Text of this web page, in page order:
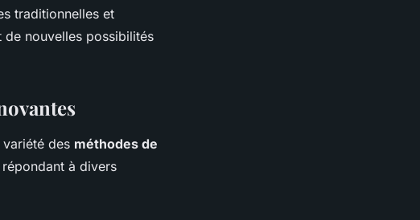
traditionnelles et
de nouvelles possibilités
variété des méthodes de
à divers